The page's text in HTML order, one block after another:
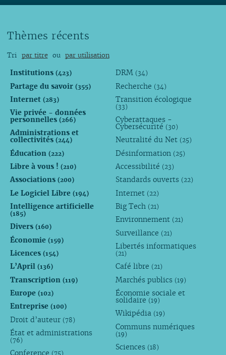
Thèmes récents
Tri par titre ou par utilisation
Institutions (423)
Partage du savoir (355)
Internet (283)
Vie privée - données
personnelles (266)
Administrations et
collectivités (244)
Éducation (222)
Libre à vous ! (210)
Associations (200)
Le Logiciel Libre (194)
Intelligence artificielle
(185)
Divers (160)
Économie (159)
Licences (154)
L’April (136)
Transcription (119)
Europe (102)
Entreprise (100)
Droit d’auteur (78)
État et administrations
(76)
Conference (75)
DRM (34)
Recherche (34)
Transition écologique
(33)
Cyberattaques -
Cybersécurité (30)
Neutralité du Net (25)
Désinformation (25)
Accessibilité (23)
Standards ouverts (22)
Internet (22)
Big Tech (21)
Environnement (21)
Surveillance (21)
Libertés informatiques
(21)
Café libre (21)
Marchés publics (19)
Économie sociale et
solidaire (19)
Wikipédia (19)
Communs numériques
(19)
Sciences (18)